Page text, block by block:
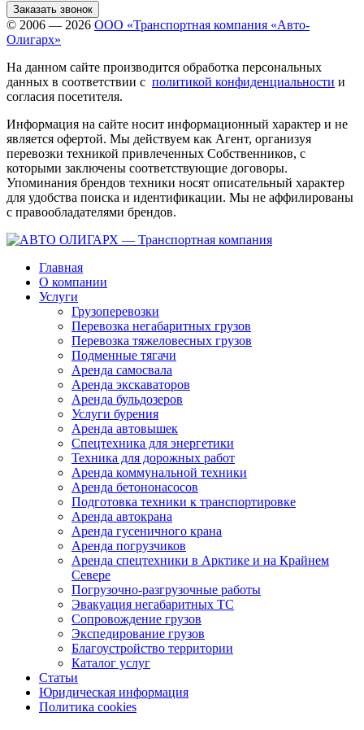
Заказать звонок
© 2006 — 2026 ООО «Транспортная компания «Авто-
Олигарх»
На данном сайте производится обработка персональных
данных в соответствии с политикой конфиденциальности и
согласия посетителя.
Информация на сайте носит информационный характер и не
является офертой. Мы действуем как Агент, организуя
перевозки техникой привлеченных Собственников, с
которыми заключены соответствующие договоры.
Упоминания брендов техники носят описательный характер
для удобства поиска и идентификации. Мы не аффилированы
с правообладателями брендов.
Главная
О компании
Услуги
Грузоперевозки
Перевозка негабаритных грузов
Перевозка тяжеловесных грузов
Подменные тягачи
Аренда самосвала
Аренда экскаваторов
Аренда бульдозеров
Услуги бурения
Аренда автовышек
Спецтехника для энергетики
Техника для дорожных работ
Аренда коммунальной техники
Аренда бетононасосов
Подготовка техники к транспортировке
Аренда автокрана
Аренда гусеничного крана
Аренда погрузчиков
Аренда спецтехники в Арктике и на Крайнем
Севере
Погрузочно-разгрузочные работы
Эвакуация негабаритных ТС
Сопровождение грузов
Экспедирование грузов
Благоустройство территории
Каталог услуг
Статьи
Юридическая информация
Политика cookies